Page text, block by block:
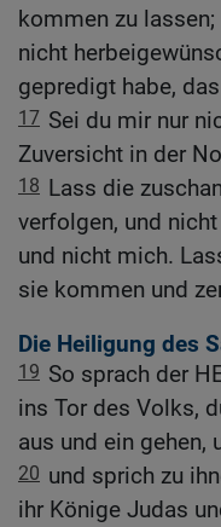
kommen zu
nicht
gepredigt habe,
17 Sei du mir nur
Zuversicht in der
18 Lass die
verfolgen, und
und nicht mich.
sie kommen und
Die Heiligung des
19 So sprach der
ins Tor des Volks,
aus und ein gehen,
20 und sprich zu
ihr Könige Judas